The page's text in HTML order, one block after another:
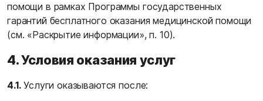
помощи в рамках Программы государственных
гарантий бесплатного оказания медицинской помощи
(см. «Раскрытие информации», п. 10).
4. Условия оказания услуг
4.1.Услуги оказываются после: